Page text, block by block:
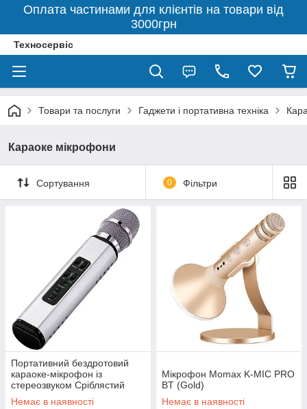
Оплата частинами для клієнтів на товари від
3000грн
Техносервіс
Товари та послуги Гаджети і портативна техніка
Караоке мікрофони
Сортування 0 Фільтри
Портативний бездротовий
караоке-мікрофон із
стереозвуком Сріблястий
Немає в наявності
Мікрофон Momax K-MIC PRO
BT (Gold)
Немає в наявності